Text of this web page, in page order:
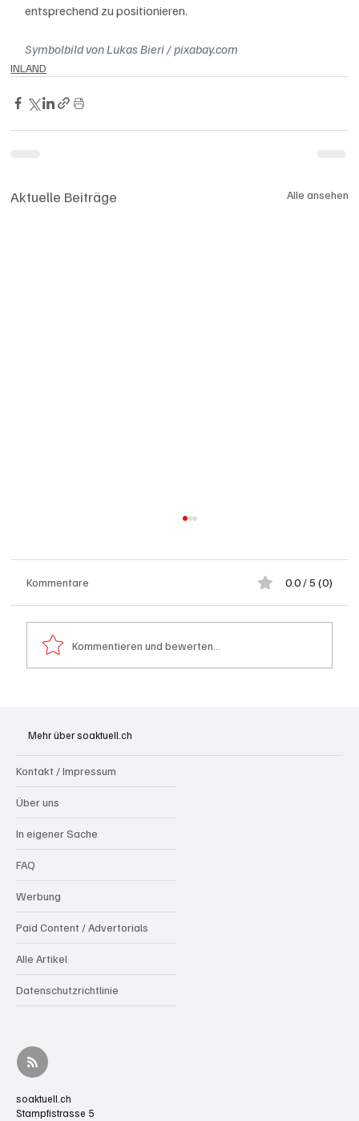
entsprechend zu positionieren.
Symbolbild von Lukas Bieri / pixabay.com
INLAND
Aktuelle Beiträge Alle ansehen
Schulanfang: Achtung Kinder
Kommentare 0.0 / 5 (0)
Kommentieren und bewerten...
Mehr über soaktuell.ch
Kontakt / Impressum
Über uns
In eigener Sache
FAQ
Werbung
Paid Content / Advertorials
Alle Artikel
Datenschutzrichtlinie
soaktuell.ch
Stampfistrasse 5